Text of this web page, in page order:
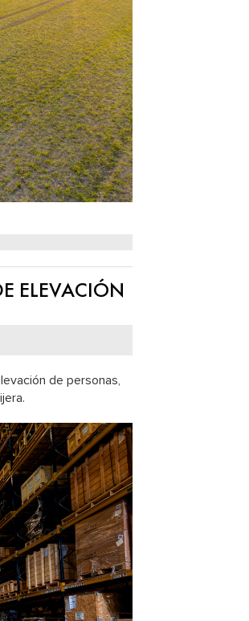
ELEVACIÓN
de personas,